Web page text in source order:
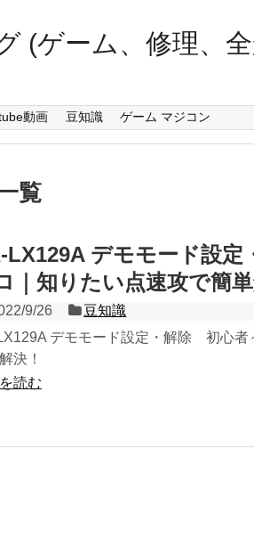
(ゲーム、修理、
動画 豆知識 ゲーム マジコン
覧
LX129A デモモード設
｜知りたい点速攻で簡単
9/26
豆知識
デモモード設定・解除 初心者
決！
読む